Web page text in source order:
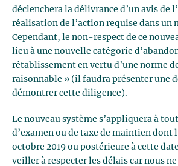
déclenchera la délivrance d’un avis de
réalisation de l’action requise dans un
Cependant, le non-respect de ce
lieu à une nouvelle catégorie
rétablissement en vertu d’une norme
raisonnable » (il faudra présenter une
démontrer cette diligence).
Le nouveau système s’appliquera à
d’examen ou de taxe de maintien dont
octobre 2019 ou postérieure à cette
veiller à respecter les délais car nous ne